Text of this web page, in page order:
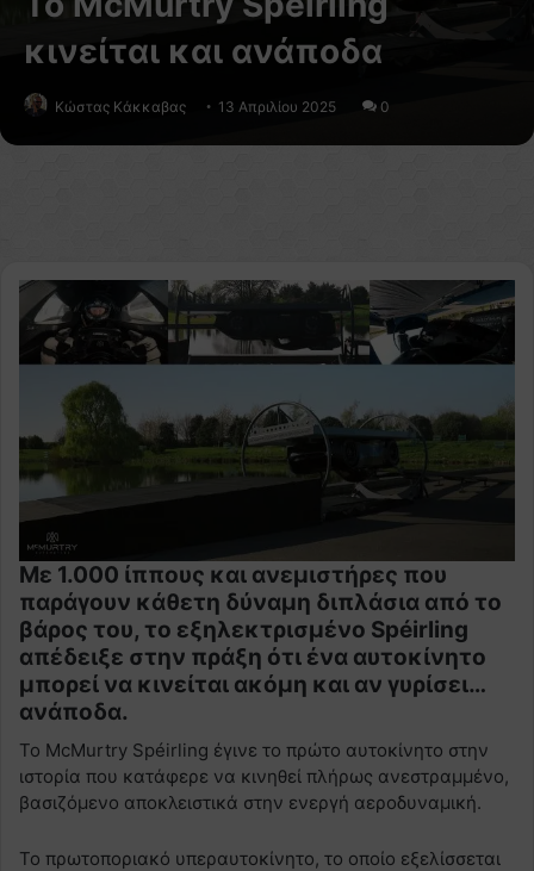
κινείται και ανάποδα
Κώστας Κάκκαβας 13 Απριλίου 2025 0
Με 1.000 ίππους και ανεμιστήρες που
παράγουν κάθετη δύναμη διπλάσια από το
βάρος του, το εξηλεκτρισμένο Spéirling
απέδειξε στην πράξη ότι ένα αυτοκίνητο
μπορεί να κινείται ακόμη και αν γυρίσει…
ανάποδα.
Το McMurtry Spéirling έγινε το πρώτο αυτοκίνητο στην
ιστορία που κατάφερε να κινηθεί πλήρως ανεστραμμένο,
βασιζόμενο αποκλειστικά στην ενεργή αεροδυναμική.
Το πρωτοποριακό υπεραυτοκίνητο, το οποίο εξελίσσεται